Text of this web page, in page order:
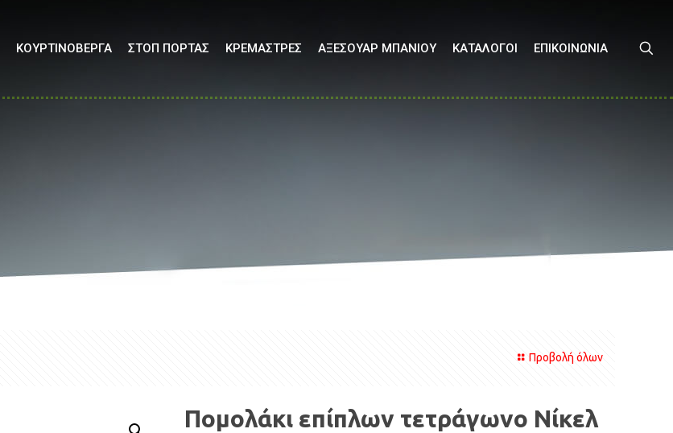
ΚΟΥΡΤΙΝΟΒΕΡΓΑ ΣΤΟΠ ΠΟΡΤΑΣ ΚΡΕΜΑΣΤΡΕΣ ΑΞΕΣΟΥΑΡ ΜΠΑΝΙΟΥ ΚΑΤΑΛΟΓΟΙ ΕΠΙΚΟΙΝΩΝΙΑ
Προβολή όλων
Πομολάκι επίπλων τετράγωνο Νίκελ